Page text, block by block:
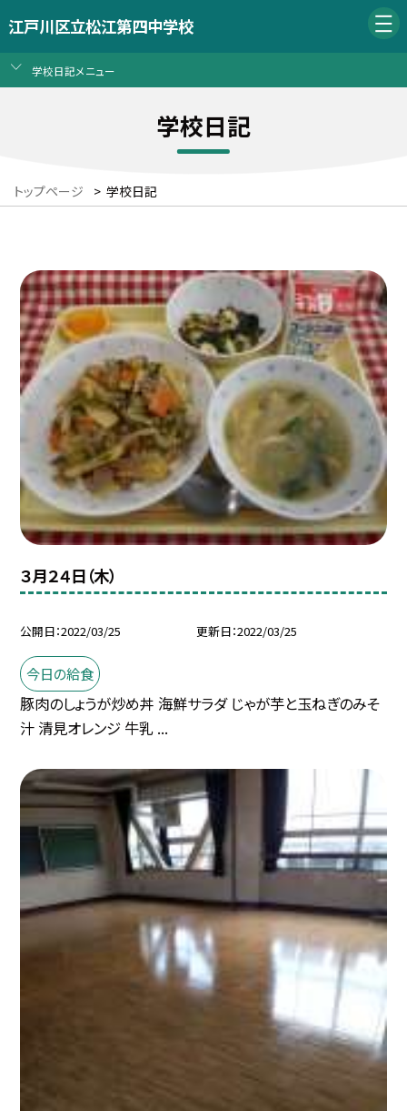
江戸川区立松江第四中学校
学校日記メニュー
学校日記
トップページ > 学校日記
３月２４日（木）
公開日 2022/03/25 更新日 2022/03/25
今日の給食
豚肉のしょうが炒め丼 海鮮サラダ じゃが芋と玉ねぎのみそ
汁 清見オレンジ 牛乳 ...